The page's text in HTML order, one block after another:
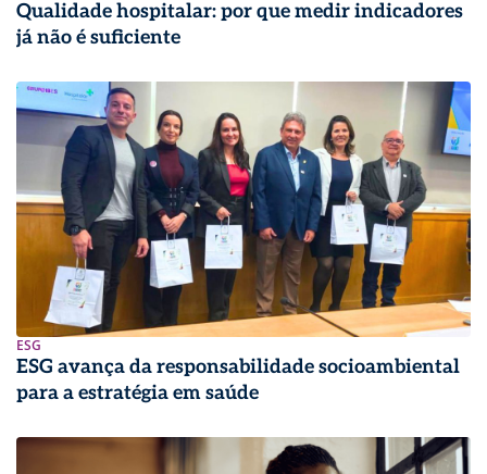
Qualidade hospitalar: por que medir indicadores
já não é suficiente
ESG
ESG avança da responsabilidade socioambiental
para a estratégia em saúde